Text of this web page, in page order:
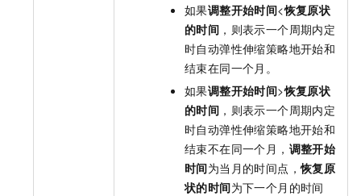
如果调整开始时间<恢复原状
的时间 ，则表示一个周期内定
时自动弹性伸缩策略地开始和
结束在同一个月。
如果调整开始时间>恢复原状
的时间 ，则表示一个周期内定
时自动弹性伸缩策略地开始和
结束不在同一个月， 调整开始
时间为当月的时间点，恢复原
状的时间为下一个月的时间